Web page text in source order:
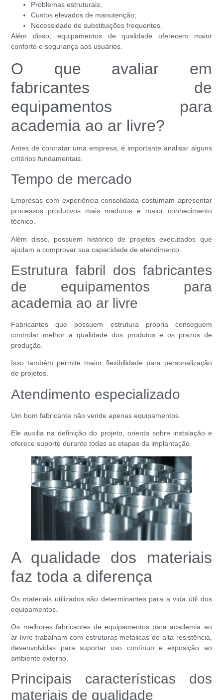
Problemas estruturais;
Custos elevados de manutenção;
Necessidade de substituições frequentes.
Além disso, equipamentos de qualidade oferecem maior
conforto e segurança aos usuários.
O que avaliar em
fabricantes de
equipamentos para
academia ao ar livre?
Antes de contratar uma empresa, é importante analisar alguns
critérios fundamentais.
Tempo de mercado
Empresas com experiência consolidada costumam apresentar
processos produtivos mais maduros e maior conhecimento
técnico.
Além disso, possuem histórico de projetos executados que
ajudam a comprovar sua capacidade de atendimento.
Estrutura fabril dos fabricantes
de equipamentos para
academia ao ar livre
Fabricantes que possuem estrutura própria conseguem
controlar melhor a qualidade dos produtos e os prazos de
produção.
Isso também permite maior flexibilidade para personalização
de projetos.
Atendimento especializado
Um bom fabricante não vende apenas equipamentos.
Ele auxilia na definição do projeto, orienta sobre instalação e
oferece suporte durante todas as etapas da implantação.
A qualidade dos materiais
faz toda a diferença
Os materiais utilizados são determinantes para a vida útil dos
equipamentos.
Os melhores fabricantes de equipamentos para academia ao
ar livre trabalham com estruturas metálicas de alta resistência,
desenvolvidas para suportar uso contínuo e exposição ao
ambiente externo.
Principais características dos
materiais de qualidade